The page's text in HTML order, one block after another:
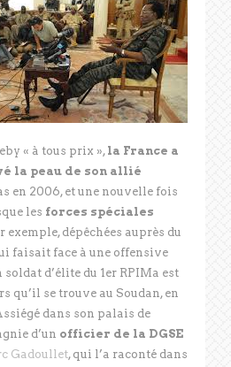
« à tous prix », la France a
la peau de son allié
en 2006, et une nouvelle fois
les forces spéciales
exemple, dépêchées auprès du
faisait face à une offensive
d’élite du 1er RPIMa est
qu’il se trouve au Soudan, en
dans son palais de
d’un officier de la DGSE
Gadoullet, qui l’a raconté dans